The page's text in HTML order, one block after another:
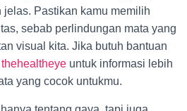
Pastikan kamu memilih
sebab perlindungan mata yang
visual kita. Jika butuh bantuan
thehealtheye untuk informasi lebih
yang cocok untukmu.